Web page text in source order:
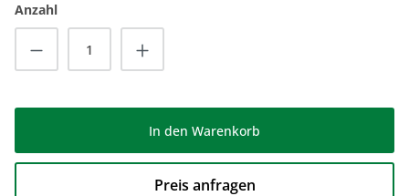
Anzahl
Produkt Anzahl: Gib den gewünschten
In den Warenkorb
Preis anfragen